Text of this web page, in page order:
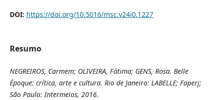
DOI: https://doi.org/10.5016/msc.v24i0.1227
Resumo
NEGREIROS, Carmem; OLIVEIRA, Fátima; GENS, Rosa. Belle
Époque: crítica, arte e cultura. Rio de Janeiro: LABELLE; Faperj;
São Paulo: Intermeios, 2016.